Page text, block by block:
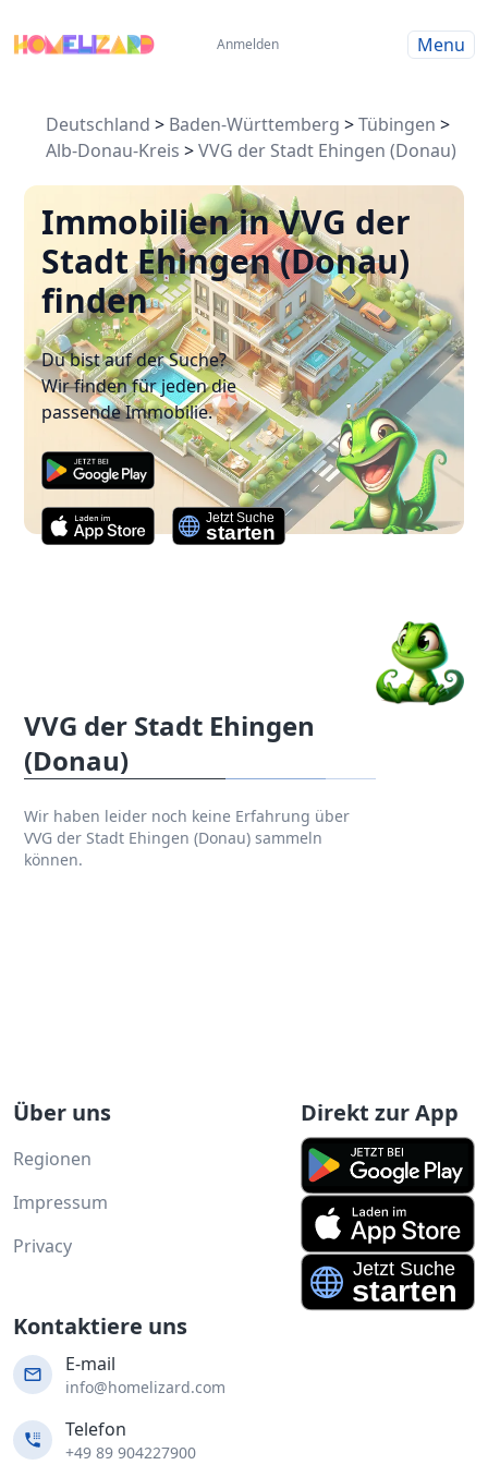
Anmelden Menu
Deutschland > Baden-Württemberg >Tübingen >
Alb-Donau-Kreis >VVG der Stadt Ehingen (Donau)
Immobilien in VVG der
Stadt Ehingen (Donau)
finden
Du bist auf der Suche?
Wir finden für jeden die
passende Immobilie.
VVG der Stadt Ehingen
(Donau)
Wir haben leider noch keine Erfahrung über
VVG der Stadt Ehingen (Donau) sammeln
können.
Über uns
Regionen
Impressum
Privacy
Direkt zur App
Kontaktiere uns
E-mail
info@homelizard.com
Telefon
+49 89 904227900